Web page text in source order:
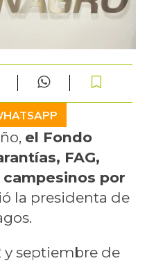
el Fondo
FAG,
por
la presidenta de
y septiembre de